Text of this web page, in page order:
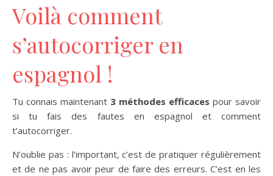
Voilà comment
s’autocorriger en
espagnol !
Tu connais maintenant 3 méthodes efficaces pour savoir
si tu fais des fautes en espagnol et comment
t’autocorriger.
N’oublie pas : l’important, c’est de pratiquer régulièrement
et de ne pas avoir peur de faire des erreurs. C’est en les